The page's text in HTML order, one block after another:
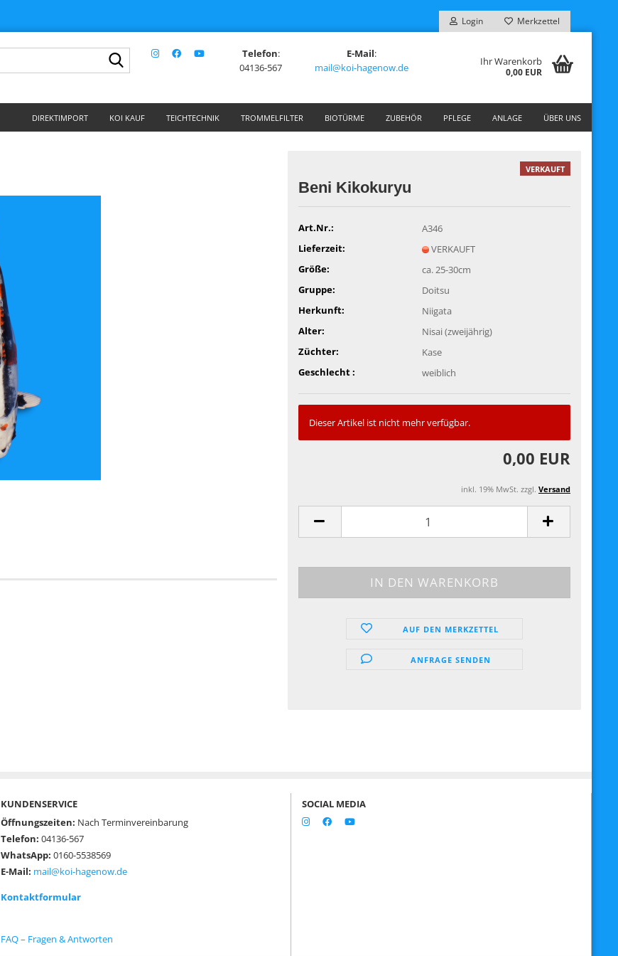
Login Merkzettel
Suche... Telefon:
04136-567
E-Mail:
mail@koi-hagenow.de
Ihr Warenkorb
0,00 EUR
DIREKTIMPORT KOI KAUF TEICHTECHNIK TROMMELFILTER BIOTÜRME ZUBEHÖR PFLEGE ANLAGE ÜBER UNS
VERKAUFT
Beni Kikokuryu
Art.Nr.:
A346
Lieferzeit:
VERKAUFT
Größe:
ca. 25-30cm
Gruppe:
Doitsu
Herkunft:
Niigata
Alter:
Nisai (zweijährig)
Züchter:
Kase
Geschlecht :
weiblich
Dieser Artikel ist nicht mehr verfügbar.
0,00 EUR
inkl. 19% MwSt. zzgl. Versand
AUF DEN MERKZETTEL
ANFRAGE SENDEN
KUNDENSERVICE
Öffnungszeiten: Nach Terminvereinbarung
Telefon:04136-567
WhatsApp:0160-5538569
E-Mail: mail@koi-hagenow.de
Kontaktformular
FAQ – Fragen & Antworten
SOCIAL MEDIA